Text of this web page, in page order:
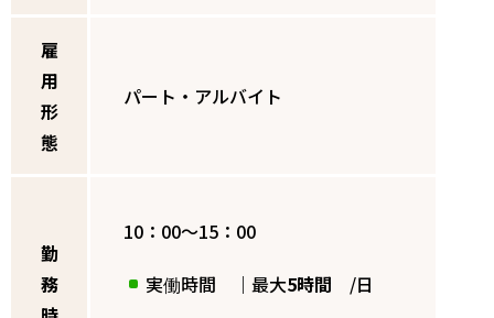
雇
用
形
態
パート・アルバイト
勤
務
10：00～15：00
実働時間 ｜最大5時間 /日